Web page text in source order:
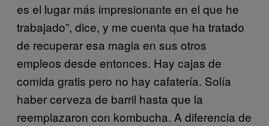
es el lugar más impresionante en el que he
trabajado”, dice, y me cuenta que ha tratado
de recuperar esa magia en sus otros
empleos desde entonces. Hay cajas de
comida gratis pero no hay cafatería. Solía ​​
haber cerveza de barril hasta que la
reemplazaron con kombucha. A diferencia de